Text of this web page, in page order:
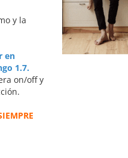
y la
en
1.7.
on/off y